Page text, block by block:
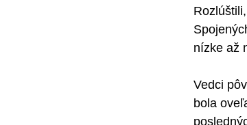
nízke až
Vedci
bola